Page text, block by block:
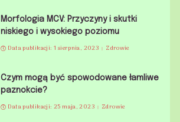
Morfologia MCV: Przyczyny i skutki
niskiego i wysokiego poziomu
Data publikacji: 1 sierpnia, 2023 Zdrowie
Czym mogą być spowodowane łamliwe
paznokcie?
Data publikacji: 25 maja, 2023 Zdrowie